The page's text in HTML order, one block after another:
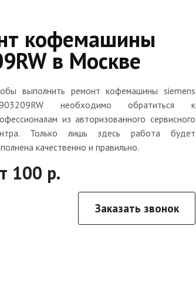
кофемашины
в Москве
выполнить ремонт кофемашины siemens
необходимо обратиться к
из авторизованного сервисного
Только лишь здесь работа будет
качественно и правильно.
100 р.
Заказать звонок